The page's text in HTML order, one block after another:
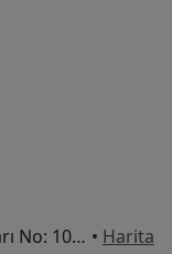
Güzelyurt Mahallesi, Tarzan Bulvarı No: 10, Manisa • Harita